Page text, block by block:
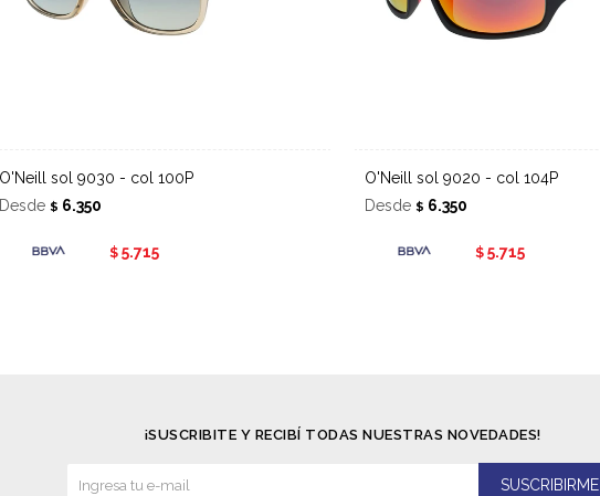
O'Neill sol 9030 - col 100P
Desde $ 6.350
$ 5.715
O'Neill sol 9020 - col 104P
Desde $ 6.350
$ 5.715
¡SUSCRIBITE Y RECIBÍ TODAS NUESTRAS NOVEDADES!
SUSCRIBIRME